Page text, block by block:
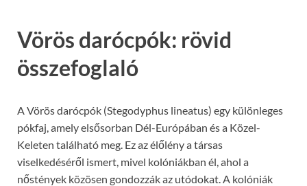
Vörös darócpók: rövid
összefoglaló
A Vörös darócpók (Stegodyphus lineatus) egy különleges
pókfaj, amely elsősorban Dél-Európában és a Közel-
Keleten található meg. Ez az élőlény a társas
viselkedéséről ismert, mivel kolóniákban él, ahol a
nőstények közösen gondozzák az utódokat. A kolóniák